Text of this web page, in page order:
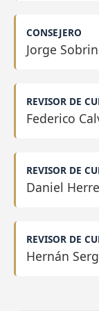
CONSEJERO
Jorge
REVISOR DE
Federico
REVISOR DE
Daniel
REVISOR DE
Hernán